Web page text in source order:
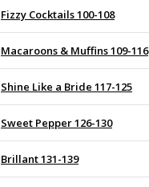
Fizzy Cocktails 100-108
Macaroons & Muffins 109-116
Shine Like a Bride 117-125
Sweet Pepper 126-130
Brillant 131-139